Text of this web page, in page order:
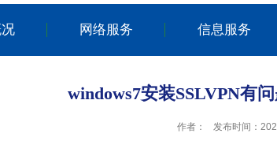
网络服务 信息服务
windows7安装SSLVPN有
作者： 发布时间：